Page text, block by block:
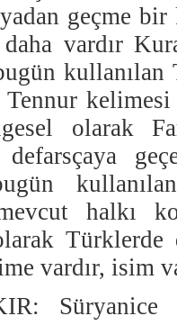
geçme
vardır
kullanılan
olarak
defarsçaya
halkı
Türklerde
vardır, isim
Süryanice